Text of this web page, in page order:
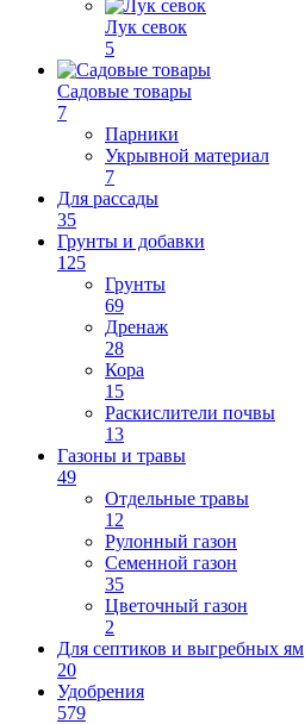
Лук севок
5
Садовые товары
7
Парники
Укрывной материал
7
Для рассады
35
Грунты и добавки
125
Грунты
69
Дренаж
28
Кора
15
Раскислители почвы
13
Газоны и травы
49
Отдельные травы
12
Рулонный газон
Семенной газон
35
Цветочный газон
2
Для септиков и выгребных ям
20
Удобрения
579